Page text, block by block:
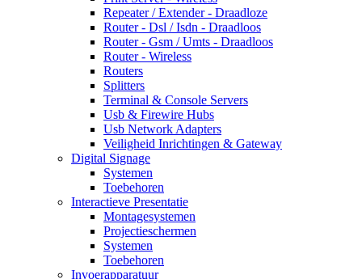
Repeater / Extender - Draadloze
Router - Dsl / Isdn - Draadloos
Router - Gsm / Umts - Draadloos
Router - Wireless
Routers
Splitters
Terminal & Console Servers
Usb & Firewire Hubs
Usb Network Adapters
Veiligheid Inrichtingen & Gateway
Digital Signage
Systemen
Toebehoren
Interactieve Presentatie
Montagesystemen
Projectieschermen
Systemen
Toebehoren
Invoerapparatuur